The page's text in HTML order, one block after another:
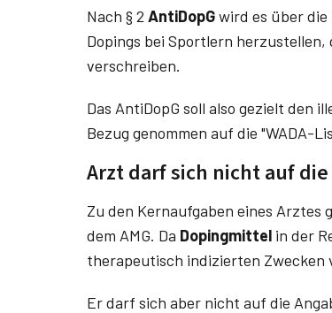
Nach § 2 AntiDopGwird es über die
Dopings bei Sportlern
verschreiben.
Das AntiDopG soll also gezielt den
Bezug genommen auf die "WADA-
Arzt darf sich nicht auf
Zu den Kernaufgaben eines Arztes
dem AMG. Da Dopingmittel in der
therapeutisch indizierten Zwecken
Er darf sich aber nicht auf die